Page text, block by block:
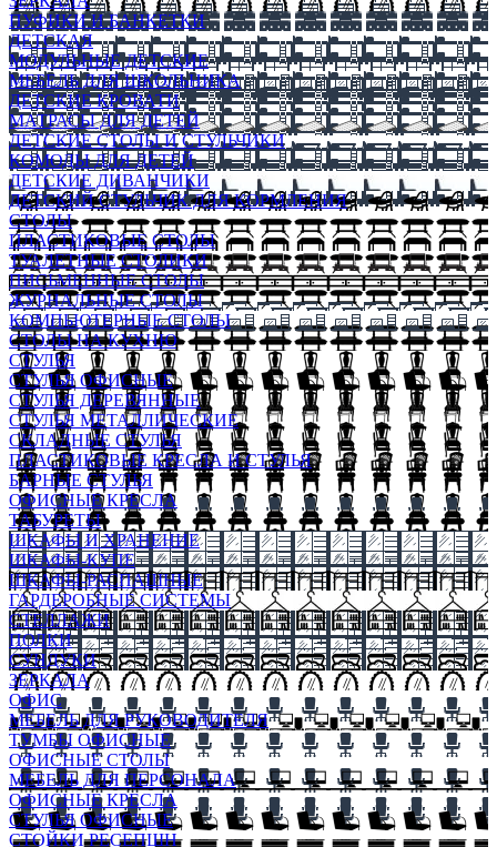
ПУФИКИ И БАНКЕТКИ
ДЕТСКАЯ
МОДУЛЬНЫЕ ДЕТСКИЕ
МЕБЕЛЬ ДЛЯ ШКОЛЬНИКА
ДЕТСКИЕ КРОВАТИ
МАТРАСЫ ДЛЯ ДЕТЕЙ
ДЕТСКИЕ СТОЛЫ И СТУЛЬЧИКИ
КОМОДЫ ДЛЯ ДЕТЕЙ
ДЕТСКИЕ ДИВАНЧИКИ
ДЕТСКИЙ СТУЛЬЧИК ДЛЯ КОРМЛЕНИЯ
СТОЛЫ
ПЛАСТИКОВЫЕ СТОЛЫ
ТУАЛЕТНЫЕ СТОЛИКИ
ПИСЬМЕННЫЕ СТОЛЫ
ЖУРНАЛЬНЫЕ СТОЛЫ
КОМПЬЮТЕРНЫЕ СТОЛЫ
СТОЛЫ НА КУХНЮ
СТУЛЬЯ
СТУЛЬЯ ОФИСНЫЕ
СТУЛЬЯ ДЕРЕВЯННЫЕ
СТУЛЬЯ МЕТАЛЛИЧЕСКИЕ
СКЛАДНЫЕ СТУЛЬЯ
ПЛАСТИКОВЫЕ КРЕСЛА И СТУЛЬЯ
БАРНЫЕ СТУЛЬЯ
ОФИСНЫЕ КРЕСЛА
ТАБУРЕТЫ
ШКАФЫ И ХРАНЕНИЕ
ШКАФЫ-КУПЕ
ШКАФЫ-РАСПАШНЫЕ
ГАРДЕРОБНЫЕ СИСТЕМЫ
СТЕЛЛАЖИ
ПОЛКИ
СУНДУКИ
ЗЕРКАЛА
ОФИС
МЕБЕЛЬ ДЛЯ РУКОВОДИТЕЛЯ
ТУМБЫ ОФИСНЫЕ
ОФИСНЫЕ СТОЛЫ
МЕБЕЛЬ ДЛЯ ПЕРСОНАЛА
ОФИСНЫЕ КРЕСЛА
СТУЛЬЯ ОФИСНЫЕ
СТОЙКИ РЕСЕПШН